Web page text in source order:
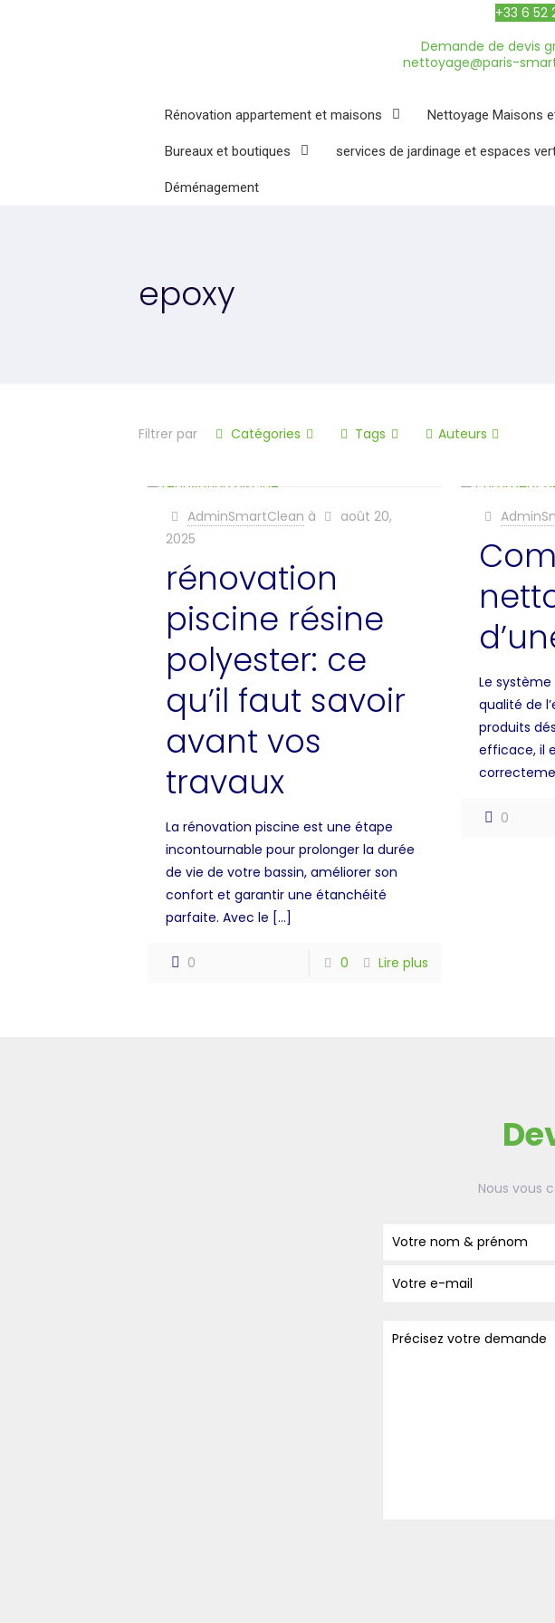
+33 6 52
Demande de devis
nettoyage@paris-
Rénovation appartement et maisons Nettoyage Maisons
Bureaux et boutiques services de jardinage et espaces
Déménagement
epoxy
Filtrer par Catégories Tags Auteurs
AdminSmartClean à
août 20,
2025
rénovation
piscine résine
polyester: ce
qu’il faut savoir
avant vos
travaux
La rénovation piscine est une étape
incontournable pour prolonger la durée
de vie de votre bassin, améliorer son
confort et garantir une étanchéité
parfaite. Avec le […]
0 0 Lire plus
Le
qualité de
produits
efficace, il
0
Nous vous